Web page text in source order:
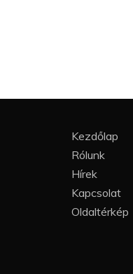
Kezdőlap
Rólunk
Hírek
Kapcsolat
Oldaltérkép